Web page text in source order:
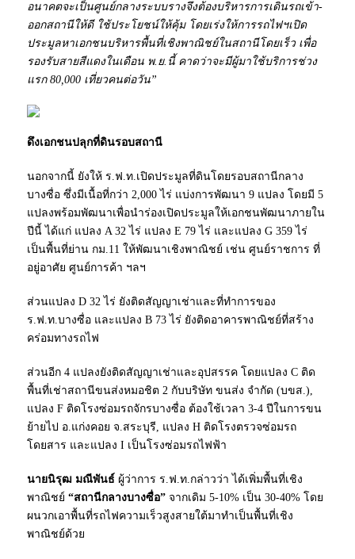
อนาคตจะเป็นศูนย์กลางระบบรางจึงต้องบริหารการเดินรถเข้า-
ออกสถานีให้ดี ใช้ประโยชน์ให้คุ้ม โดยเร่งให้การรถไฟฯเปิด
ประมูลหาเอกชนบริหารพื้นที่เชิงพาณิชย์ในสถานีโดยเร็ว เพื่อ
รองรับสายสีแดงในเดือน พ.ย.นี้ คาดว่าจะมีผู้มาใช้บริการช่วง
แรก 80,000 เที่ยวคนต่อวัน”
ดึงเอกชนปลุกที่ดินรอบสถานี
นอกจากนี้ ยังให้ ร.ฟ.ท.เปิดประมูลที่ดินโดยรอบสถานีกลาง
บางซื่อ ซึ่งมีเนื้อที่กว่า 2,000 ไร่ แบ่งการพัฒนา 9 แปลง โดยมี 5
แปลงพร้อมพัฒนาเพื่อนำร่องเปิดประมูลให้เอกชนพัฒนาภายใน
ปีนี้ ได้แก่ แปลง A 32 ไร่ แปลง E 79 ไร่ และแปลง G 359 ไร่
เป็นพื้นที่ย่าน กม.11 ให้พัฒนาเชิงพาณิชย์ เช่น ศูนย์ราชการ ที่
อยู่อาศัย ศูนย์การค้า ฯลฯ
ส่วนแปลง D 32 ไร่ ยังติดสัญญาเช่าและที่ทำการของ
ร.ฟ.ท.บางซื่อ และแปลง B 73 ไร่ ยังติดอาคารพาณิชย์ที่สร้าง
คร่อมทางรถไฟ
ส่วนอีก 4 แปลงยังติดสัญญาเช่าและอุปสรรค โดยแปลง C ติด
พื้นที่เช่าสถานีขนส่งหมอชิต 2 กับบริษัท ขนส่ง จำกัด (บขส.),
แปลง F ติดโรงซ่อมรถจักรบางซื่อ ต้องใช้เวลา 3-4 ปีในการขน
ย้ายไป อ.แก่งคอย จ.สระบุรี, แปลง H ติดโรงตรวจซ่อมรถ
โดยสาร และแปลง I เป็นโรงซ่อมรถไฟฟ้า
นายนิรุฒ มณีพันธ์ ผู้ว่าการ ร.ฟ.ท.กล่าวว่า ได้เพิ่มพื้นที่เชิง
พาณิชย์ “สถานีกลางบางซื่อ” จากเดิม 5-10% เป็น 30-40% โดย
ผนวกเอาพื้นที่รถไฟความเร็วสูงสายใต้มาทำเป็นพื้นที่เชิง
พาณิชย์ด้วย